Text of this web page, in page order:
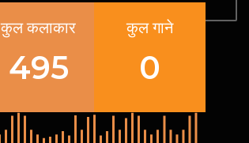
कुल कलाकार
495
कुल गाने
0